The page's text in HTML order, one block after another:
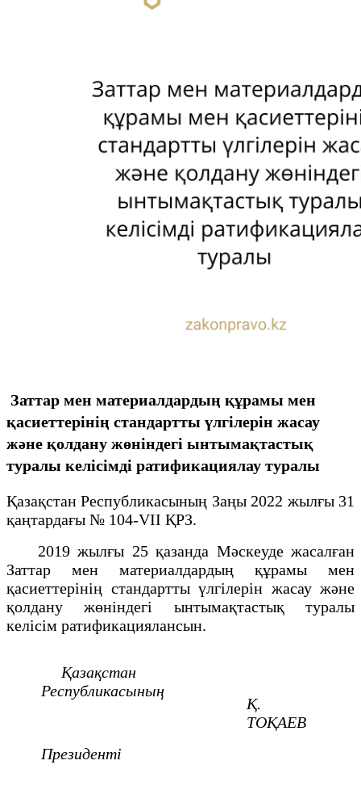
Заттар мен материалдардың құрамы мен
қасиеттерінің стандартты үлгілерін жасау
және қолдану жөніндегі ынтымақтастық
туралы келісімді ратификациялау туралы
Қазақстан Республикасының Заңы 2022 жылғы 31
қаңтардағы № 104-VII ҚРЗ.
2019 жылғы 25 қазанда Мәскеуде жасалған
Заттар мен материалдардың құрамы мен
қасиеттерінің стандартты үлгілерін жасау және
қолдану жөніндегі ынтымақтастық туралы
келісім ратификациялансын.
Қазақстан
Республикасының
Президенті
Қ.
ТОҚАЕВ